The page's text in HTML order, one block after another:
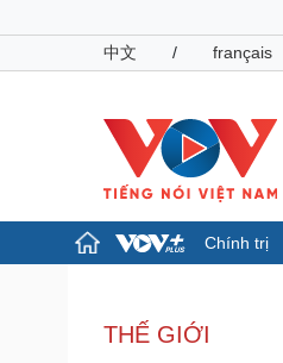
中文
/ français
Chính trị
Đảng
Tổ chức nhân sự
THẾ GIỚI